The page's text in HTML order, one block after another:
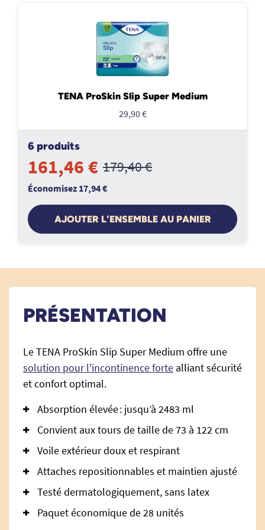
TENA ProSkin Slip Super Medium
29,90 €
6 produits
161,46 € 179,40 €
Économisez 17,94 €
AJOUTER L'ENSEMBLE AU PANIER
PRÉSENTATION
Le TENA ProSkin Slip Super Medium offre une
solution pour l'incontinence forte alliant sécurité
et confort optimal.
Absorption élevée : jusqu’à 2483 ml
Convient aux tours de taille de 73 à 122 cm
Voile extérieur doux et respirant
Attaches repositionnables et maintien ajusté
Testé dermatologiquement, sans latex
Paquet économique de 28 unités